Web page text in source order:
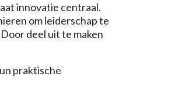
innovatie centraal.
om leiderschap te
deel uit te maken
praktische